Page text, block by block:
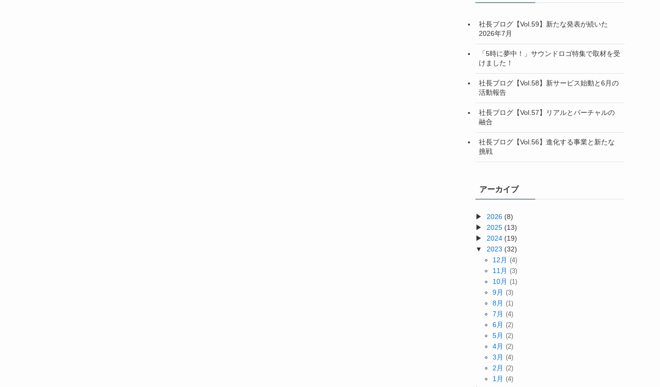
社長ブログ【Vol.59】新たな発表が続いた
2026年7月
「5時に夢中！」サウンドロゴ特集で取材を受
けました！
社長ブログ【Vol.58】新サービス始動と6月の
活動報告
社長ブログ【Vol.57】リアルとバーチャルの
融合
社長ブログ【Vol.56】進化する事業と新たな
挑戦
アーカイブ
2026 (8)
2025 (13)
2024 (19)
2023 (32)
12月 (4)
11月 (3)
10月 (1)
9月 (3)
8月 (1)
7月 (4)
6月 (2)
5月 (2)
4月 (2)
3月 (4)
2月 (2)
1月 (4)